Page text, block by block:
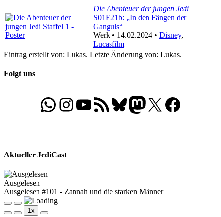
Die Abenteuer der jungen Jedi
S01E21b: „In den Fängen der
Ganguls“
Werk • 14.02.2024 • Disney,
Lucasfilm
Eintrag erstellt von: Lukas. Letzte Änderung von: Lukas.
Folgt uns
WhatsApp
Folgt uns auf Instagram
Besucht unseren YouTube-Kanal
RSS-FeedBluesky
Folgt uns auf Mastodon
X Folgt uns auf
Aktueller JediCast
Ausgelesen
Ausgelesen #101 - Zannah und die starken Männer
Play
Episode
Pause
Episode
1x